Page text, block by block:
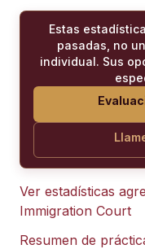
Estas
pasadas, no
individual. Sus
Ver estadísticas
Immigration Court
Resumen de